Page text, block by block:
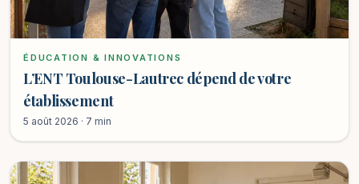
ÉDUCATION & INNOVATIONS
L’ENT Toulouse-Lautrec dépend de votre
établissement
5 août 2026 · 7 min